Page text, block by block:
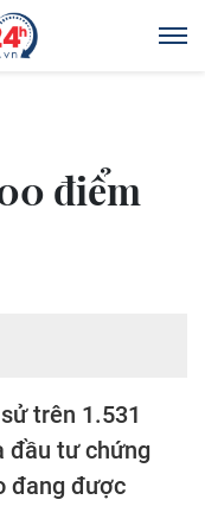
điểm
trên 1.531
đầu tư chứng
đang được